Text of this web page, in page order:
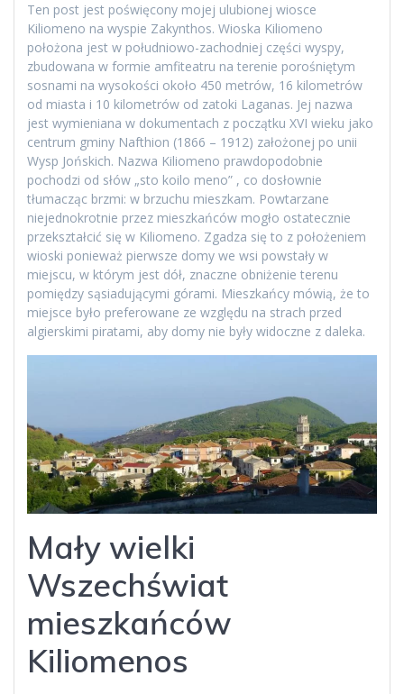
Ten post jest poświęcony mojej ulubionej wiosce
Kiliomeno na wyspie Zakynthos. Wioska Kiliomeno
położona jest w południowo-zachodniej części wyspy,
zbudowana w formie amfiteatru na terenie porośniętym
sosnami na wysokości około 450 metrów, 16 kilometrów
od miasta i 10 kilometrów od zatoki Laganas. Jej nazwa
jest wymieniana w dokumentach z początku XVI wieku jako
centrum gminy Nafthion (1866 – 1912) założonej po unii
Wysp Jońskich. Nazwa Kiliomeno prawdopodobnie
pochodzi od słów „sto koilo meno” , co dosłownie
tłumacząc brzmi: w brzuchu mieszkam. Powtarzane
niejednokrotnie przez mieszkańców mogło ostatecznie
przekształcić się w Kiliomeno. Zgadza się to z położeniem
wioski ponieważ pierwsze domy we wsi powstały w
miejscu, w którym jest dół, znaczne obniżenie terenu
pomiędzy sąsiadującymi górami. Mieszkańcy mówią, że to
miejsce było preferowane ze względu na strach przed
algierskimi piratami, aby domy nie były widoczne z daleka.
Mały wielki
Wszechświat
mieszkańców
Kiliomenos